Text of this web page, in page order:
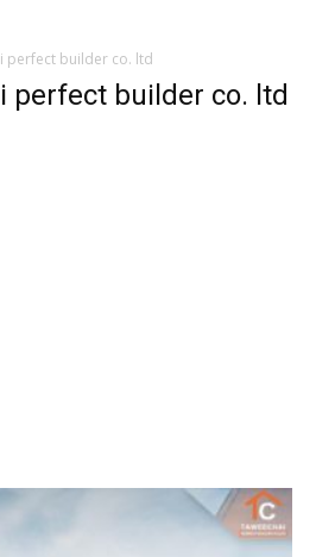
perfect builder co. ltd
perfect builder co. ltd